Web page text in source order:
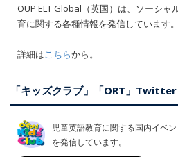
OUP ELT Global（英国）は、ソーシャ
育に関する各種情報を発信しています。
詳細はこちらから。
「キッズクラブ」「ORT」Twitter
児童英語教育に関する国内イベ
を発信しています。